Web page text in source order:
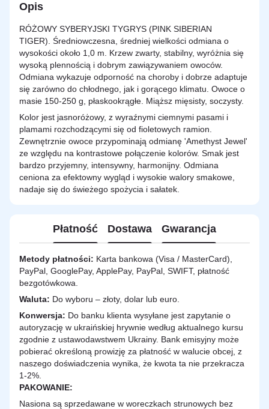
Opis
RÓŻOWY SYBERYJSKI TYGRYS (PINK SIBERIAN
TIGER). Średniowczesna, średniej wielkości odmiana o
wysokości około 1,0 m. Krzew zwarty, stabilny, wyróżnia się
wysoką plennością i dobrym zawiązywaniem owoców.
Odmiana wykazuje odporność na choroby i dobrze adaptuje
się zarówno do chłodnego, jak i gorącego klimatu. Owoce o
masie 150-250 g, płaskookrągłe. Miąższ mięsisty, soczysty.
Kolor jest jasnoróżowy, z wyraźnymi ciemnymi pasami i
plamami rozchodzącymi się od fioletowych ramion.
Zewnętrznie owoce przypominają odmianę 'Amethyst Jewel'
ze względu na kontrastowe połączenie kolorów. Smak jest
bardzo przyjemny, intensywny, harmonijny. Odmiana
ceniona za efektowny wygląd i wysokie walory smakowe,
nadaje się do świeżego spożycia i sałatek.
Płatność Dostawa Gwarancja
Metody płatności: Karta bankowa (Visa / MasterCard),
PayPal, GooglePay, ApplePay, PayPal, SWIFT, płatność
bezgotówkowa.
Waluta: Do wyboru – złoty, dolar lub euro.
Konwersja: Do banku klienta wysyłane jest zapytanie o
autoryzację w ukraińskiej hrywnie według aktualnego kursu
zgodnie z ustawodawstwem Ukrainy. Bank emisyjny może
pobierać określoną prowizję za płatność w walucie obcej, z
naszego doświadczenia wynika, że kwota ta nie przekracza
1-2%.
PAKOWANIE:
Nasiona są sprzedawane w woreczkach strunowych bez